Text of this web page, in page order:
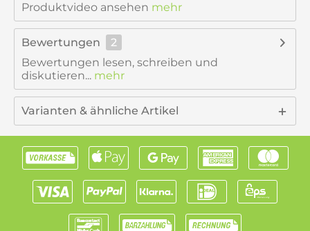
Produktvideo ansehen mehr
Bewertungen
2
Bewertungen lesen, schreiben und
diskutieren... mehr
Varianten & ähnliche Artikel